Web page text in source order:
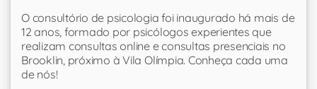
O consultório de psicologia foi inaugurado há mais de
12 anos, formado por psicólogos experientes que
realizam consultas online e consultas presenciais no
Brooklin, próximo à Vila Olímpia. Conheça cada uma
de nós!